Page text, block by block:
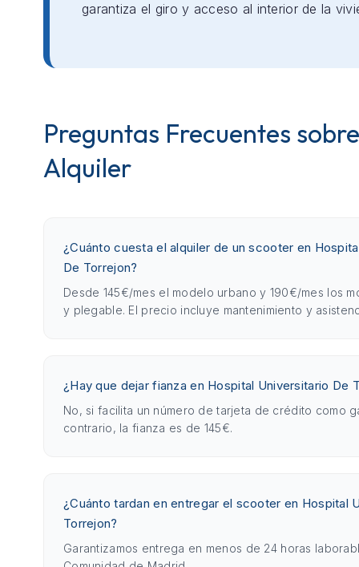
garantiza el giro y acceso al interior de la
Preguntas Frecuentes
Alquiler
¿Cuánto cuesta el alquiler de un scooter en
De Torrejon?
Desde 145€/mes el modelo urbano y 190€/mes los
y plegable. El precio incluye mantenimiento y
¿Hay que dejar fianza en Hospital Universitario De
No, si facilita un número de tarjeta de crédito como
contrario, la fianza es de 145€.
¿Cuánto tardan en entregar el scooter en Hospital
Torrejon?
Garantizamos entrega en menos de 24 horas